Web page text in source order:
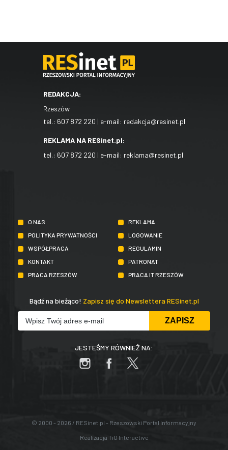
REDAKCJA:
Rzeszów
tel.: 607 872 220 | e-mail: redakcja@resinet.pl
REKLAMA NA RESinet.pl:
tel.: 607 872 220 | e-mail: reklama@resinet.pl
O NAS
REKLAMA
POLITYKA PRYWATNOŚCI
LOGOWANIE
WSPÓŁPRACA
REGULAMIN
KONTAKT
PATRONAT
PRACA RZESZÓW
PRACA IT RZESZÓW
Bądź na bieżąco! Zapisz się do Newslettera RESinet.pl
JESTEŚMY RÓWNIEŻ NA:
© 2000 - 2026 / RESinet.pl - Rzeszowski Portal Informacyjny
Realizacja TiO Interactive